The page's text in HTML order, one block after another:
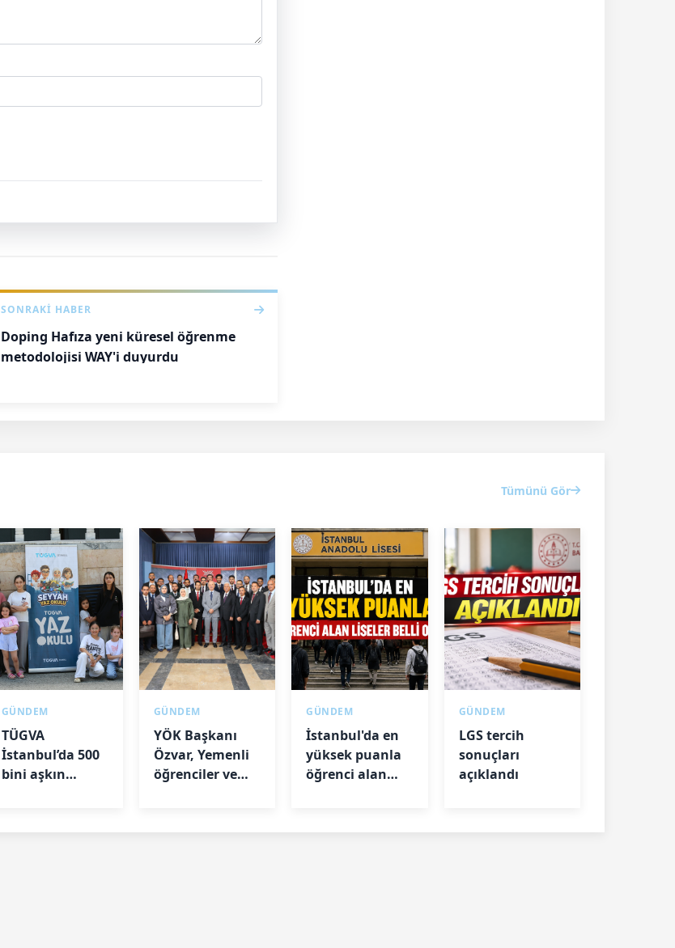
SONRAKI HABER
Doping Hafıza yeni küresel öğrenme
metodolojisi WAY'i duyurdu
Tümünü Gör
GÜNDEM
TÜGVA
İstanbul’da 500
bini aşkın
GÜNDEM
YÖK Başkanı
Özvar, Yemenli
öğrenciler ve
GÜNDEM
İstanbul'da en
yüksek puanla
öğrenci alan
GÜNDEM
LGS tercih
sonuçları
açıklandı